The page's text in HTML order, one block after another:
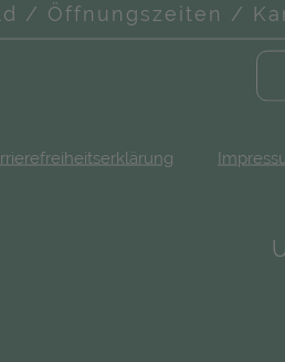
/ Öffnungszeiten /